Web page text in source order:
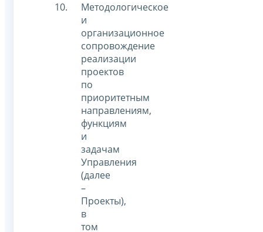
Методологическое
и
организационное
сопровождение
реализации
проектов
по
приоритетным
направлениям,
функциям
и
задачам
Управления
(далее
–
Проекты),
в
том